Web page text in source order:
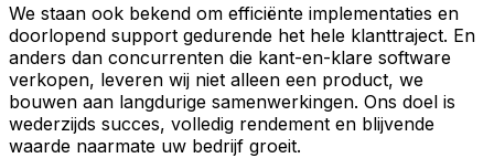
We staan ook bekend om efficiënte implementaties en
doorlopend support gedurende het hele klanttraject. En
anders dan concurrenten die kant-en-klare software
verkopen, leveren wij niet alleen een product, we
bouwen aan langdurige samenwerkingen. Ons doel is
wederzijds succes, volledig rendement en blijvende
waarde naarmate uw bedrijf groeit.